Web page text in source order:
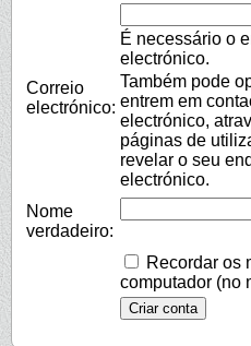
Correio
electrónico:
É necessário o
electrónico.
Também pode
entrem em
electrónico,
páginas de
revelar o seu
electrónico.
Nome
verdadeiro:
Recordar os
computador (no